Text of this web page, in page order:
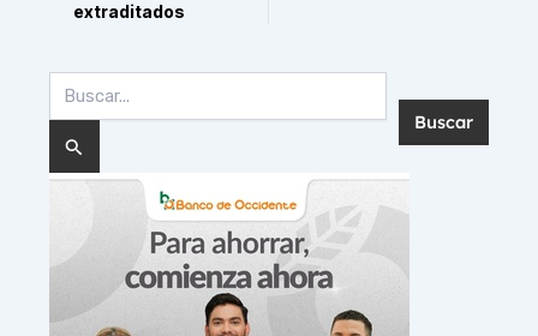
extraditados
por: